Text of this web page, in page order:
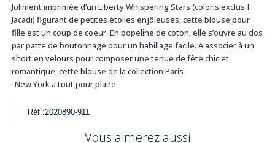
Joliment imprimée d’un Liberty Whispering Stars (coloris exclusif
Jacadi) figurant de petites étoiles enjôleuses, cette blouse pour
fille est un coup de coeur. En popeline de coton, elle s’ouvre au dos
par patte de boutonnage pour un habillage facile. A associer à un
short en velours pour composer une tenue de fête chic et
romantique, cette blouse de la collection Paris
-New York a tout pour plaire.
Réf :2020890-911
Vous aimerez aussi